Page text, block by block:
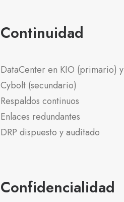
Continuidad
DataCenter en KIO (primario) y
Cybolt (secundario)
Respaldos continuos
Enlaces redundantes
DRP dispuesto y auditado
Confidencialidad